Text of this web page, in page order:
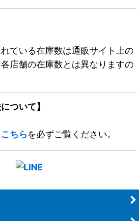
ている在庫数は通販サイト上の
店舗の在庫数とは異なりますの
ついて】
こちらを必ずご覧ください。